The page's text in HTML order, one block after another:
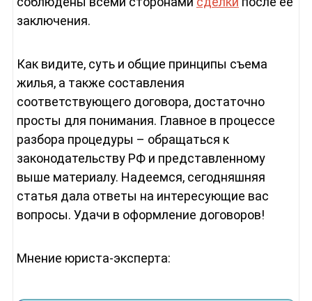
заключения.
Как видите, суть и общие принципы съема
жилья, а также составления
соответствующего договора, достаточно
просты для понимания. Главное в процессе
разбора процедуры – обращаться к
законодательству РФ и представленному
выше материалу. Надеемся, сегодняшняя
статья дала ответы на интересующие вас
вопросы. Удачи в оформление договоров!
Мнение юриста-эксперта: